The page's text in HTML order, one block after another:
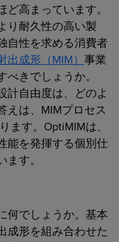
高まっています。
り耐久性の高い製
自性を求める消費者
出成形（MIM） 事業
きでしょうか。
計自由度は、どのよ
えは、MIMプロセス
ます。OptiMIMは、
能を発揮する個別仕
す。
何でしょうか。基本
成形を組み合わせた